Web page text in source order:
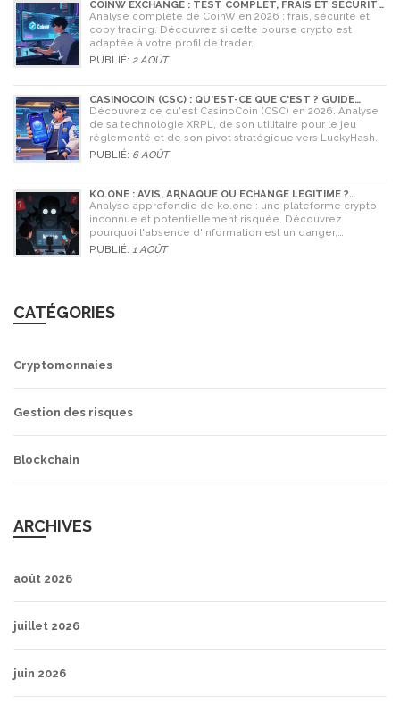
COINW EXCHANGE : TEST COMPLET, FRAIS ET SÉCURITÉ
EN 2026
Analyse complète de CoinW en 2026 : frais, sécurité et
copy trading. Découvrez si cette bourse crypto est
adaptée à votre profil de trader.
PUBLIÉ: 2 AOÛT
CASINOCOIN (CSC) : QU'EST-CE QUE C'EST ? GUIDE
COMPLET, TOKENOMICS ET AVENIR EN 2026
Découvrez ce qu'est CasinoCoin (CSC) en 2026. Analyse
de sa technologie XRPL, de son utilitaire pour le jeu
réglementé et de son pivot stratégique vers LuckyHash.
PUBLIÉ: 6 AOÛT
KO.ONE : AVIS, ARNAQUE OU ÉCHANGE LÉGITIME ?
ANALYSE COMPLÈTE
Analyse approfondie de ko.one : une plateforme crypto
inconnue et potentiellement risquée. Découvrez
pourquoi l'absence d'information est un danger,
comparez avec Coinone et apprenez à vérifier la sécurité
PUBLIÉ: 1 AOÛT
CATÉGORIES
Cryptomonnaies
Gestion des risques
Blockchain
ARCHIVES
août 2026
juillet 2026
juin 2026